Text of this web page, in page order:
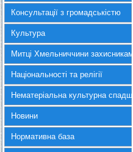
Консультації з громадськістю
Культура
Митці Хмельниччини
Національності та релігії
Нематеріальна культурна
Новини
Нормативна база